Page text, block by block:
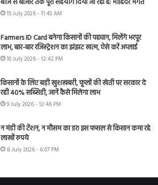
बीज से बाजार तक पूरा सहयोग दिया जा रहा है: मोहिंदर भगत
15 July 2026 - 11:43 AM
Farmers ID Card बनेगा किसानों की पहचान, मिलेंगे भरपूर
लाभ, बार-बार रजिस्ट्रेशन का झंझट खत्म, ऐसे करें अप्लाई
10 July 2026 - 12:42 PM
किसानों के लिए बड़ी खुशखबरी, फूलों की खेती पर सरकार दे
रही 40% सब्सिडी, जानें कैसे मिलेगा लाभ
9 July 2026 - 12:46 PM
न मंडी की टेंशन, न मौसम का डर! इस फसल से किसान कमा रहे
लाखों रुपये
8 July 2026 - 6:07 PM